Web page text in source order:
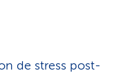
de stress post-